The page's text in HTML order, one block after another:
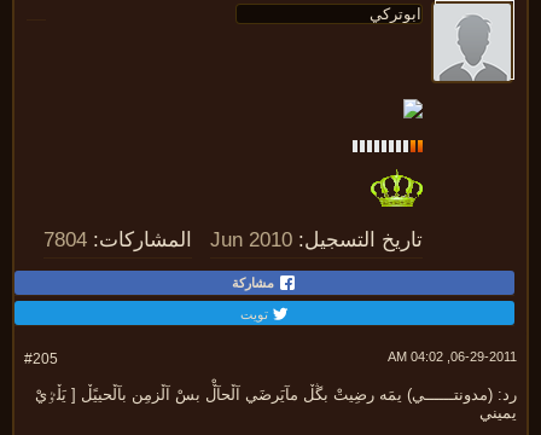
تاريخ التسجيل: Jun 2010 المشاركات: 7804
مشاركة
تويت
06-29-2011,
(مدونتــــــي) يمَه رضِيتْ بڴڵ مآيَرضَي آڵحآڵْ بسْ آڵزمِن بآڵحييًڵ [ يَڵٷيْ